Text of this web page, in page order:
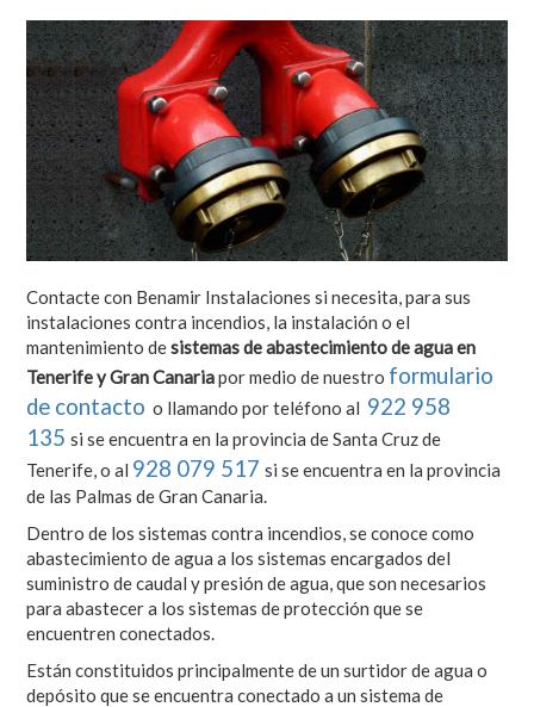
Contacte con Benamir Instalaciones si necesita, para sus
instalaciones contra incendios, la instalación o el
mantenimiento desistemas de abastecimiento de agua en
Tenerife y Gran Canariapor medio de nuestro formulario
de contacto o llamando por teléfono al 922 958
135 si se encuentra en la provincia de Santa Cruz de
Tenerife, o al 928 079 517 si se encuentra en la provincia
de las Palmas de Gran Canaria.
Dentro de los sistemas contra incendios, se conoce como
abastecimiento de agua a los sistemas encargados del
suministro de caudal y presión de agua, que son necesarios
para abastecer a los sistemas de protección que se
encuentren conectados.
Están constituidos principalmente de un surtidor de agua o
depósito que se encuentra conectado a un sistema de